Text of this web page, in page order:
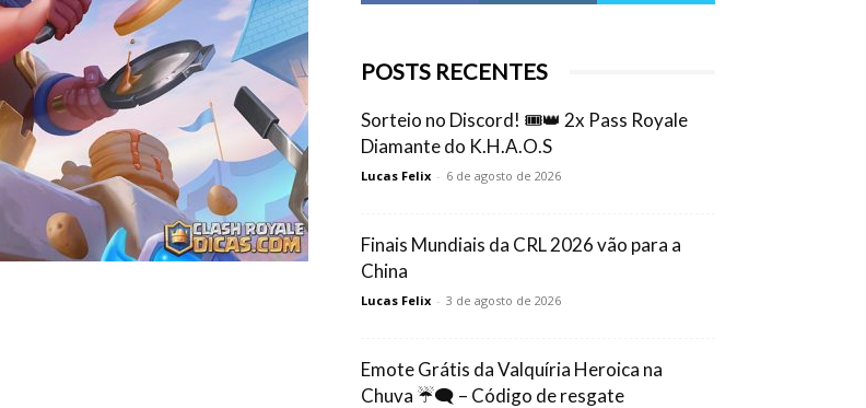
POSTS RECENTES
Sorteio no Discord! 🎟️👑 2x Pass Royale
Diamante do K.H.A.O.S
Lucas Felix - 6 de agosto de 2026
Finais Mundiais da CRL 2026 vão para a
China
Lucas Felix - 3 de agosto de 2026
Emote Grátis da Valquíria Heroica na
Chuva ☔🗨️ – Código de resgate